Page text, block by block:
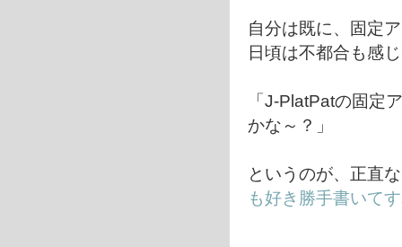
自分は既に、固定
日頃は不都合も感
「J-PlatPatの固定
かな～？」
というのが、正直
も好き勝手書いて